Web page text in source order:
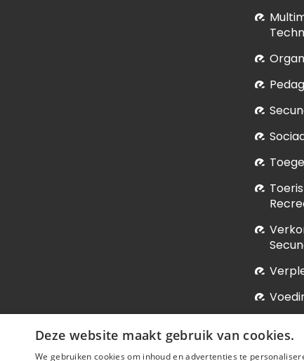
Deze website maakt gebruik van cookies.
We gebruiken cookies om inhoud en advertenties te